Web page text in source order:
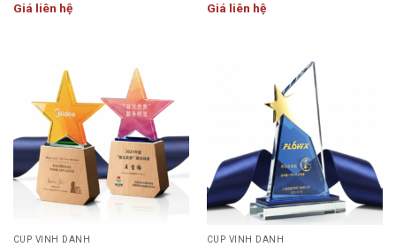
Giá liên hệ
Giá liên hệ
CÚP VINH DANH CÚP VINH DANH